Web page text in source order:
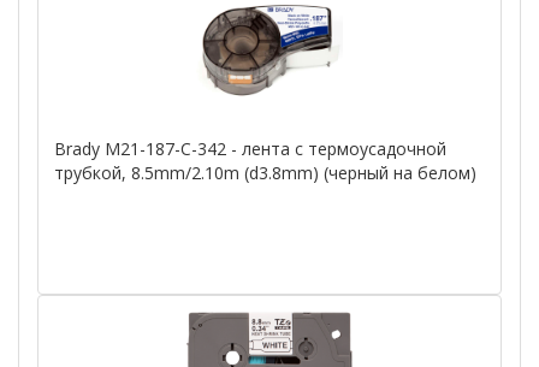
Brady M21-187-C-342 - лента с термоусадочной
трубкой, 8.5mm/2.10m (d3.8mm) (черный на белом)